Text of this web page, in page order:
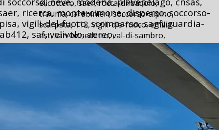
elicottero, saer, rocca-di-badolo,
trauma, carabinieri, soccorso-alpino,
scarpata, 112, vigili-dle-fuoco, emilia-
est, san-benedetto, val-di-sambro,
provinciale,
5 agosto 2026. San Benedetto val di
Sambro (BO). Auto in scarpata.
5 agosto 2026. San Benedetto val di
2026-08-06 09:20
2026-08-06 09:20
ricerca, monte-cimone, disperso, soccorso-
vigili-del-fuoco, scomparso, sagf, guardia-
saf, velivolo, aereo,